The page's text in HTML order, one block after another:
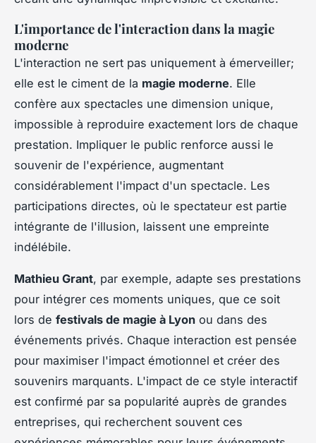
L'importance de l'interaction dans la magie
moderne
L'interaction ne sert pas uniquement à émerveiller;
elle est le ciment de la magie moderne. Elle
confère aux spectacles une dimension unique,
impossible à reproduire exactement lors de chaque
prestation. Impliquer le public renforce aussi le
souvenir de l'expérience, augmentant
considérablement l'impact d'un spectacle. Les
participations directes, où le spectateur est partie
intégrante de l'illusion, laissent une empreinte
indélébile.
Mathieu Grant, par exemple, adapte ses prestations
pour intégrer ces moments uniques, que ce soit
lors de festivals de magie à Lyon ou dans des
événements privés. Chaque interaction est pensée
pour maximiser l'impact émotionnel et créer des
souvenirs marquants. L'impact de ce style interactif
est confirmé par sa popularité auprès de grandes
entreprises, qui recherchent souvent ces